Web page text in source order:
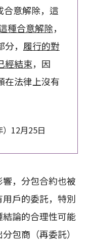
合意解除，這
種合意解除，
， 履行的對
經結束，因
在法律上沒有
12月25日
，分包合約也被
戶的委託，特別
論的合理性可能
包商（再委託）